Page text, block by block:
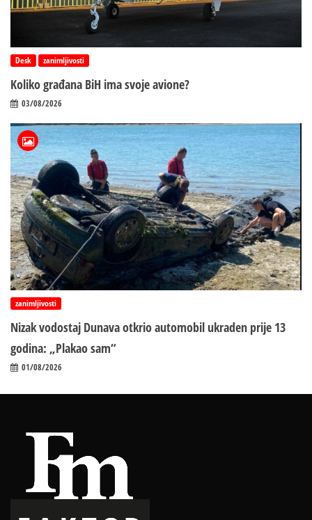
Desk zanimljivosti
Koliko građana BiH ima svoje avione?
03/08/2026
zanimljivosti
Nizak vodostaj Dunava otkrio automobil ukraden prije 13
godina: „Plakao sam“
01/08/2026